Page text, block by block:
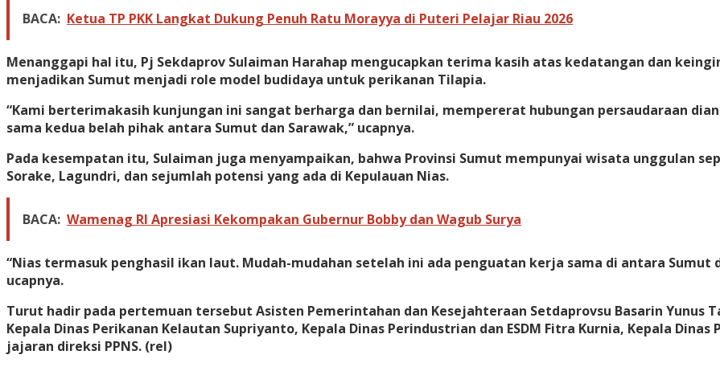
BACA: Ketua TP PKK Langkat Dukung Penuh Ratu Morayya di Puteri Pelajar Riau 2026
Menanggapi hal itu, Pj Sekdaprov Sulaiman Harahap mengucapkan terima kasih atas kedatangan dan
menjadikan Sumut menjadi role model budidaya untuk perikanan Tilapia.
“Kami berterimakasih kunjungan ini sangat berharga dan bernilai, mempererat hubungan persaudaraan
sama kedua belah pihak antara Sumut dan Sarawak,” ucapnya.
Pada kesempatan itu, Sulaiman juga menyampaikan, bahwa Provinsi Sumut mempunyai wisata unggulan
Sorake, Lagundri, dan sejumlah potensi yang ada di Kepulauan Nias.
BACA: Wamenag RI Apresiasi Kekompakan Gubernur Bobby dan Wagub Surya
“Nias termasuk penghasil ikan laut. Mudah-mudahan setelah ini ada penguatan kerja sama di antara Sumut
ucapnya.
Turut hadir pada pertemuan tersebut Asisten Pemerintahan dan Kesejahteraan Setdaprovsu Basarin Yunus
Kepala Dinas Perikanan Kelautan Supriyanto, Kepala Dinas Perindustrian dan ESDM Fitra Kurnia, Kepala
jajaran direksi PPNS. (rel)